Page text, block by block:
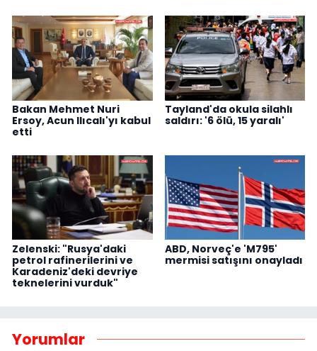
Bakan Mehmet Nuri
Ersoy, Acun Ilıcalı'yı kabul
etti
Tayland'da okula silahlı
saldırı: '6 ölü, 15 yaralı'
Zelenski: "Rusya'daki
petrol rafinerilerini ve
Karadeniz'deki devriye
teknelerini vurduk"
ABD, Norveç'e 'M795'
mermisi satışını onayladı
Yorumlar